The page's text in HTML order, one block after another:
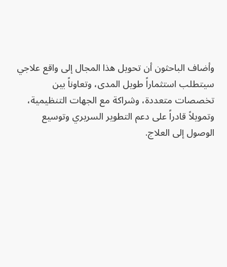
وأضاف الباحثون أن تحويل هذا المجال إلى واقع علاجي
سيتطلب استثماراً طويل المدى، وتعاوناً بين
تخصصات متعددة، وشراكة مع الجهات التنظيمية،
وتمويلاً قادراً على دعم التطوير السريري وتوسيع
الوصول إلى العلاج.